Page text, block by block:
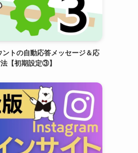
ントの自動応答メッセージ＆応
【初期設定③】